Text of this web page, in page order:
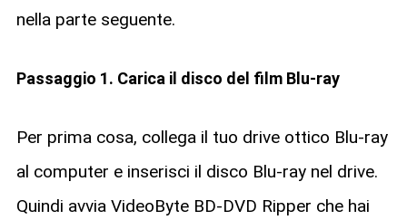
nella parte seguente.
Passaggio 1. Carica il disco del film Blu-ray
Per prima cosa, collega il tuo drive ottico Blu-ray
al computer e inserisci il disco Blu-ray nel drive.
Quindi avvia VideoByte BD-DVD Ripper che hai